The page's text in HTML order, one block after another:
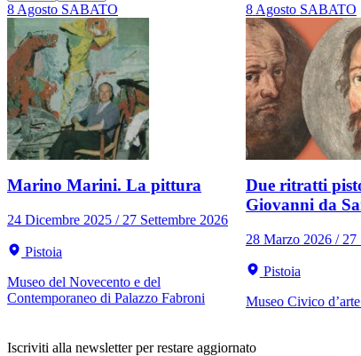
8 Agosto SABATO
Marino Marini. La pittura
24 Dicembre 2025 / 27 Settembre 2026
Pistoia
Museo del Novecento e del
Contemporaneo di Palazzo Fabroni
8 Agosto SABATO
Due ritratti
Giovanni da
28 Marzo 2026 / 27
Pistoia
Museo Civico
Iscriviti alla newsletter per restare aggiornato